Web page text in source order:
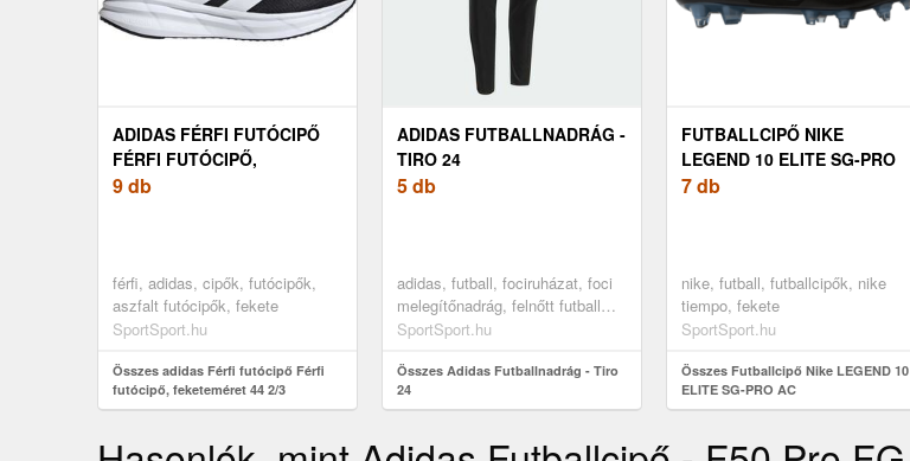
ADIDAS FÉRFI FUTÓCIPŐ
FÉRFI FUTÓCIPŐ,
FEKETEMÉRET 44 2/3
9 db
férfi, adidas, cipők, futócipők,
aszfalt futócipők, fekete
SportSport.hu
Összes adidas Férfi futócipő Férfi
futócipő, feketeméret 44 2/3
ADIDAS FUTBALLNADRÁG -
TIRO 24
5 db
adidas, futball, fociruházat, foci
melegítőnadrág, felnőtt futball
nadrág, női futball nadrág, xl
SportSport.hu
Összes Adidas Futballnadrág - Tiro
24
FUTBALLCIPŐ NIKE
LEGEND 10 ELITE SG-PRO
AC
7 db
nike, futball, futballcipők, nike
tiempo, fekete
SportSport.hu
Összes Futballcipő Nike LEGEND 10
ELITE SG-PRO AC